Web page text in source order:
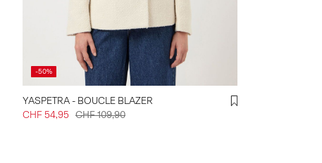
-50%
YASPETRA - BOUCLE BLAZER
CHF 54,95 CHF 109,90